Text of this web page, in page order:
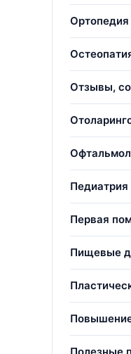
Ортопедия
Отзывы,
Педиатрия
Первая
Пищевые